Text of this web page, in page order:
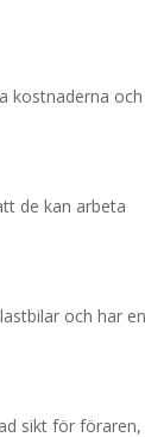
kostnaderna och
de kan arbeta
och har en
sikt för föraren,